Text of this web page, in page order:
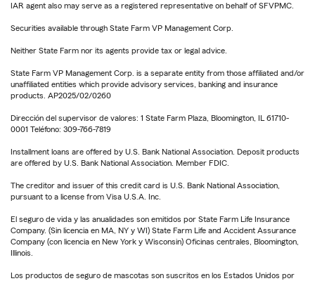
IAR agent also may serve as a registered representative on behalf of SFVPMC.
Securities available through State Farm VP Management Corp.
Neither State Farm nor its agents provide tax or legal advice.
State Farm VP Management Corp. is a separate entity from those affiliated and/or
unaffiliated entities which provide advisory services, banking and insurance
products. AP2025/02/0260
Dirección del supervisor de valores: 1 State Farm Plaza, Bloomington, IL 61710-
0001 Teléfono: 309-766-7819
Installment loans are offered by U.S. Bank National Association. Deposit products
are offered by U.S. Bank National Association. Member FDIC.
The creditor and issuer of this credit card is U.S. Bank National Association,
pursuant to a license from Visa U.S.A. Inc.
El seguro de vida y las anualidades son emitidos por State Farm Life Insurance
Company. (Sin licencia en MA, NY y WI) State Farm Life and Accident Assurance
Company (con licencia en New York y Wisconsin) Oficinas centrales, Bloomington,
Illinois.
Los productos de seguro de mascotas son suscritos en los Estados Unidos por